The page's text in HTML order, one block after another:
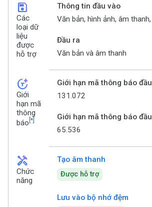
save
Các
loại dữ
liệu
được
hỗ trợ
Thông tin đầu vào
Văn bản, hình ảnh, âm
Đầu ra
Văn bản và âm thanh
token_auto
Giới
hạn mã
thông
báo [*]
Giới hạn mã thông báo
131.072
Giới hạn mã thông báo
65.536
handyman
Chức
năng
Tạo âm thanh
Được hỗ trợ
Lưu vào bộ nhớ đệm